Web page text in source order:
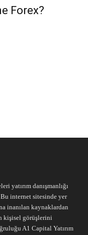
Forex?
yatırım danışmanlığı
internet sitesinde yer
inanılan kaynaklardan
kişisel görüşlerini
A1 Capital Yatırım